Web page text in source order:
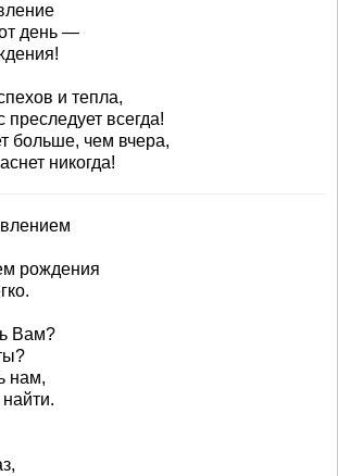
день —
и тепла,
преследует всегда!
больше, чем вчера,
никогда!
рождения
Вам?
нам,